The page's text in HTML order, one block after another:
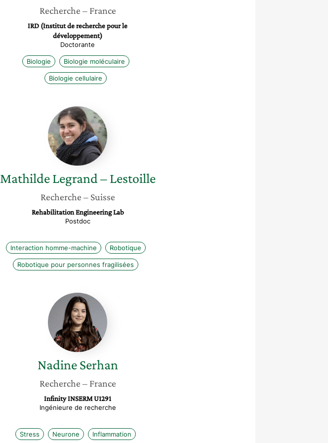
Recherche – France
IRD (Institut de recherche pour le
développement)
Doctorante
Biologie Biologie moléculaire
Biologie cellulaire
Mathilde
Legrand
–
Lestoille
Mathilde Legrand – Lestoille
Recherche – Suisse
Rehabilitation Engineering Lab
Postdoc
Interaction homme-machine Robotique
Robotique pour personnes fragilisées
Nadine
Serhan
Nadine Serhan
Recherche – France
Infinity INSERM U1291
Ingénieure de recherche
Stress Neurone Inflammation